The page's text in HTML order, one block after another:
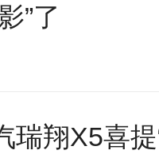
”了
瑞翔X5喜